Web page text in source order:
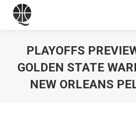
PLAYOFFS
GOLDEN STATE
NEW ORLEANS